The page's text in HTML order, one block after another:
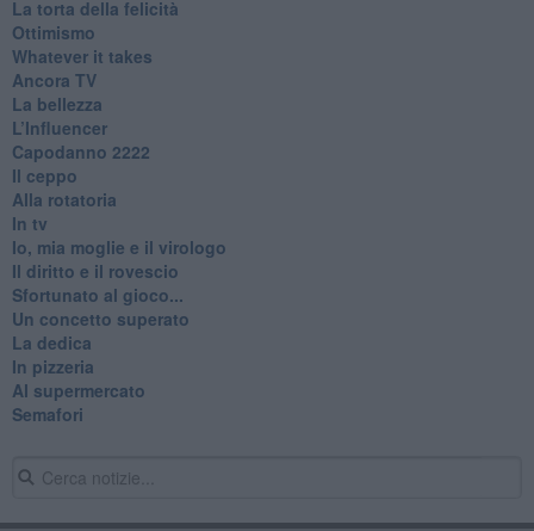
La torta della felicità
Ottimismo
Whatever it takes
Ancora TV
La bellezza
L’Influencer
​Capodanno 2222
Il ceppo
Alla rotatoria
In tv
Io, mia moglie e il virologo
Il diritto e il rovescio
Sfortunato al gioco...
Un concetto superato
La dedica
In pizzeria
Al supermercato
Semafori